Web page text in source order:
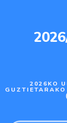
2026KO